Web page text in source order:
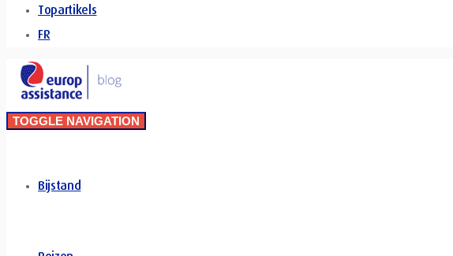
Topartikels
FR
TOGGLE NAVIGATION
Bijstand